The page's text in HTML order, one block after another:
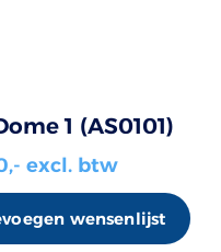
1 (AS0101)
,- excl. btw
wensenlijst